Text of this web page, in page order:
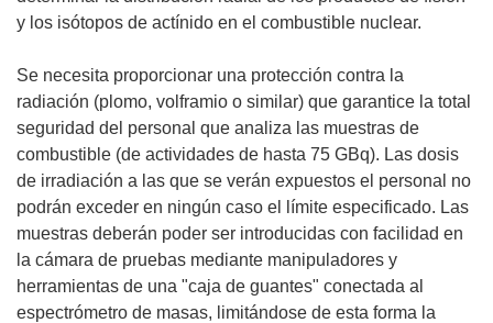
y los isótopos de actínido en el combustible nuclear.
Se necesita proporcionar una protección contra la
radiación (plomo, volframio o similar) que garantice la total
seguridad del personal que analiza las muestras de
combustible (de actividades de hasta 75 GBq). Las dosis
de irradiación a las que se verán expuestos el personal no
podrán exceder en ningún caso el límite especificado. Las
muestras deberán poder ser introducidas con facilidad en
la cámara de pruebas mediante manipuladores y
herramientas de una "caja de guantes" conectada al
espectrómetro de masas, limitándose de esta forma la